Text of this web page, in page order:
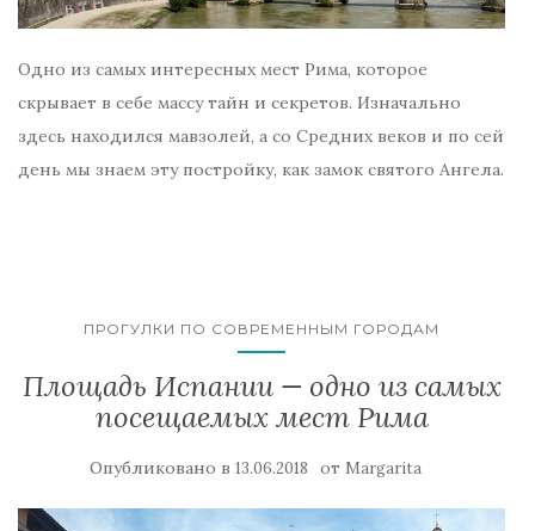
Одно из самых интересных мест Рима, которое
скрывает в себе массу тайн и секретов. Изначально
здесь находился мавзолей, а со Средних веков и по сей
день мы знаем эту постройку, как замок святого Ангела.
ПРОГУЛКИ ПО СОВРЕМЕННЫМ ГОРОДАМ
Площадь Испании — одно из самых
посещаемых мест Рима
Опубликовано в 13.06.2018 от Margarita